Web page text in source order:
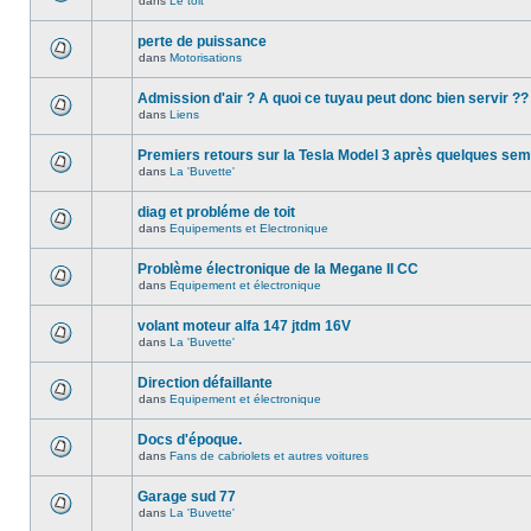
perte de puissance
dans Motorisations
Admission d'air ? A quoi ce tuyau peut donc bien servir ??
dans Liens
Premiers retours sur la Tesla Model 3 après quelques
dans La 'Buvette'
diag et probléme de toit
dans Equipements et Electronique
Problème électronique de la Megane II CC
dans Equipement et électronique
volant moteur alfa 147 jtdm 16V
dans La 'Buvette'
Direction défaillante
dans Equipement et électronique
Docs d'époque.
dans Fans de cabriolets et autres voitures
Garage sud 77
dans La 'Buvette'